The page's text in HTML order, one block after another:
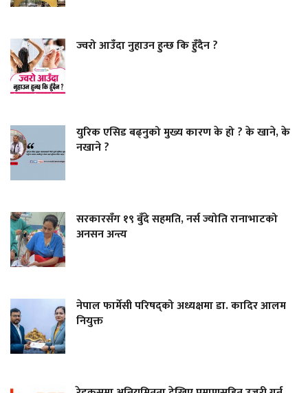
ज्वरो आउँदा नुहाउन हुन्छ कि हुँदैन ?
युरिक एसिड बढ्नुको मुख्य कारण के हो ? के खाने, के
नखाने ?
सरकारसँग १९ बुँदे सहमति, नर्स ज्योति रानाभाटको
अनसन अन्त्य
नेपाल फार्मेसी परिषद्को अध्यक्षमा डा. कादिर आलम
नियुक्त